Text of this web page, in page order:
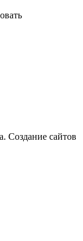
Создание сайтов